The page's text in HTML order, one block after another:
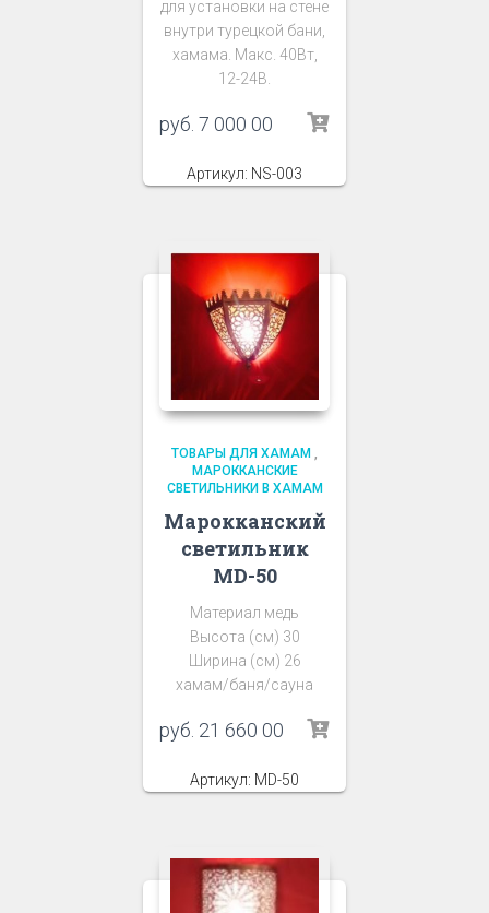
для установки на стене
внутри турецкой бани,
хамама. Макс. 40Вт,
12-24В.
руб. 7 000 00
Артикул: NS-003
ТОВАРЫ ДЛЯ ХАМАМ ,
МАРОККАНСКИЕ
СВЕТИЛЬНИКИ В ХАМАМ
Марокканский
светильник
MD-50
Материал медь
Высота (см) 30
Ширина (см) 26
хамам/баня/сауна
руб. 21 660 00
Артикул: MD-50